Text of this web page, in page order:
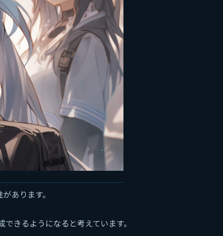
あります。
きるようになると考えています。